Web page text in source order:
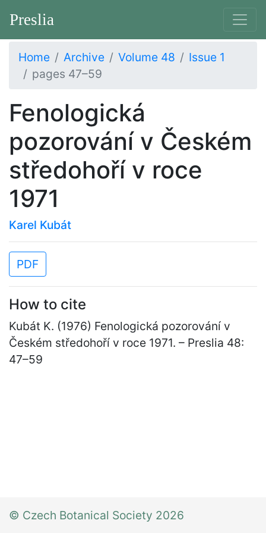
Preslia
Home Archive Volume 48
Issue 1
pages 47–59
Fenologická
pozorování v Českém
středohoří v roce
1971
Karel Kubát
PDF
How to cite
Kubát K. (1976) Fenologická pozorování v
Českém středohoří v roce 1971. – Preslia 48:
47–59
© Czech Botanical Society 2026